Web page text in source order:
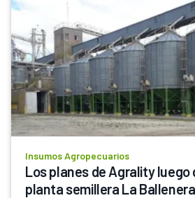
Insumos Agropecuarios
Los planes de Agrality luego
planta semillera La Ballenera